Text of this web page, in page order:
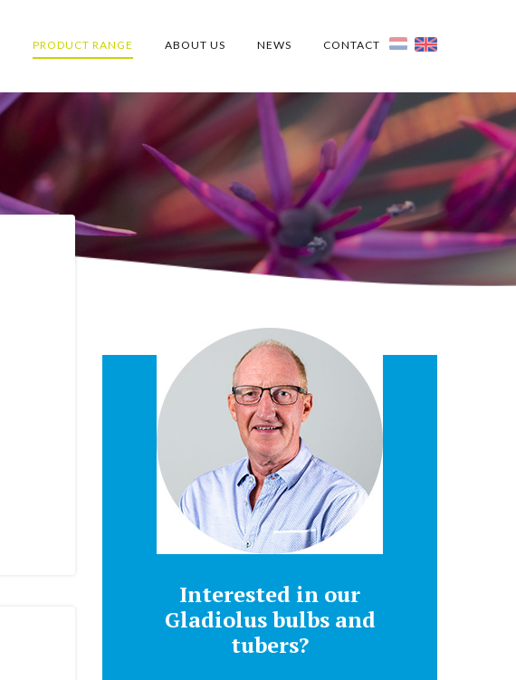
PRODUCT RANGE ABOUT US NEWS CONTACT
Interested in our
Gladiolus bulbs and
tubers?